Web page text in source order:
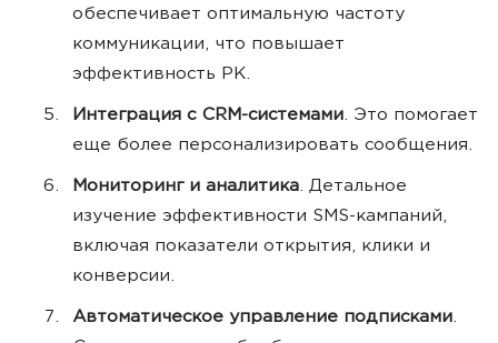
обеспечивает оптимальную частоту
коммуникации, что повышает
эффективность РК.
Интеграция с CRM-системами. Это помогает
еще более персонализировать сообщения.
Мониторинг и аналитика. Детальное
изучение эффективности SMS-кампаний,
включая показатели открытия, клики и
конверсии.
Автоматическое управление подписками.